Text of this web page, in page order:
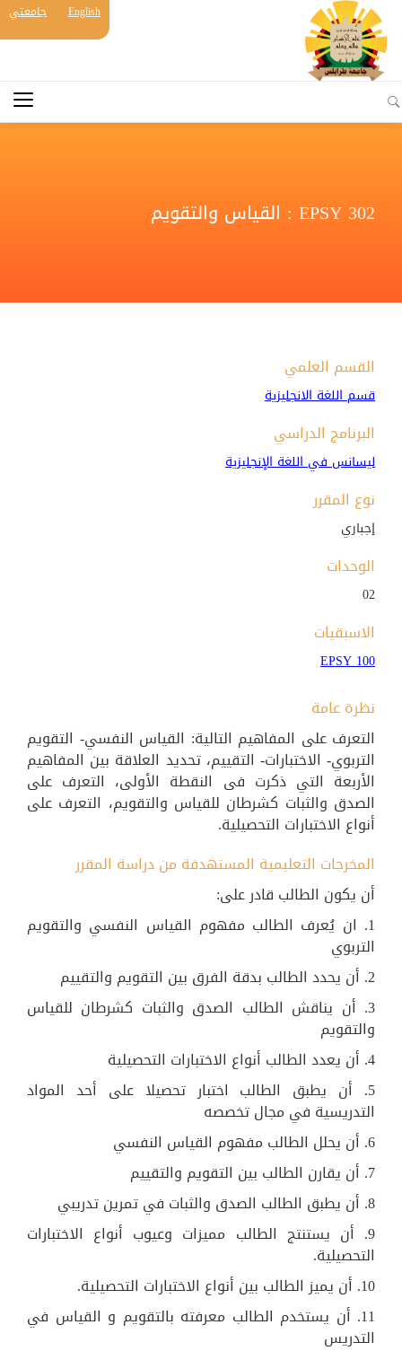
English جامعتي
EPSY 302 : القياس والتقويم
القسم العلمي
قسم اللغة الانجليزية
البرنامج الدراسي
ليسانس في اللغة الإنجليزية
نوع المقرر
إجباري
الوحدات
02
الاسبقيات
EPSY 100
نظرة عامة
التعرف على المفاهيم التالية: القياس النفسي- التقويم
التربوي- الاختبارات- التقييم، تحديد العلاقة بين المفاهيم
الأربعة التي ذكرت فى النقطة الأولى، التعرف على
الصدق والثبات كشرطان للقياس والتقويم، التعرف على
أنواع الاختبارات التحصيلية.
المخرجات التعليمية المستهدفة من دراسة المقرر
أن يكون الطالب قادر على:
1. ان يُعرف الطالب مفهوم القياس النفسي والتقويم
التربوي
2. أن يحدد الطالب بدقة الفرق بين التقويم والتقييم
3. أن يناقش الطالب الصدق والثبات كشرطان للقياس
والتقويم
4. أن يعدد الطالب أنواع الاختبارات التحصيلية
5. أن يطبق الطالب اختبار تحصيلا على أحد المواد
التدريسية في مجال تخصصه
6. أن يحلل الطالب مفهوم القياس النفسي
7. أن يقارن الطالب بين التقويم والتقييم
8. أن يطبق الطالب الصدق والثبات في تمرين تدريبي
9. أن يستنتج الطالب مميزات وعيوب أنواع الاختبارات
التحصيلية.
10. أن يميز الطالب بين أنواع الاختبارات التحصيلية.
11. أن يستخدم الطالب معرفته بالتقويم و القياس في
التدريس